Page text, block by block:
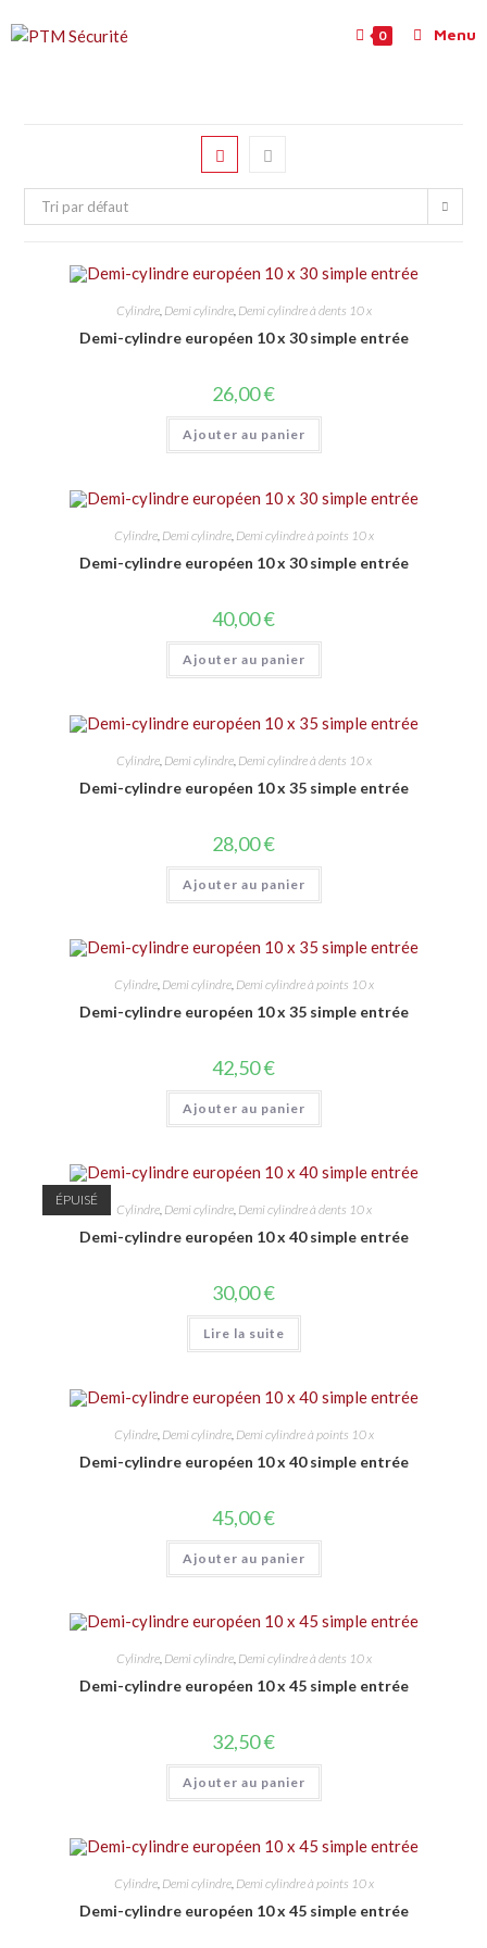
0 Menu
Tri par défaut
Cylindre, Demi cylindre, Demi cylindre à dents 10 x
Demi-cylindre européen 10 x 30 simple entrée
26,00€
Ajouter au panier
Cylindre, Demi cylindre, Demi cylindre à points 10 x
Demi-cylindre européen 10 x 30 simple entrée
40,00€
Ajouter au panier
Cylindre, Demi cylindre, Demi cylindre à dents 10 x
Demi-cylindre européen 10 x 35 simple entrée
28,00€
Ajouter au panier
Cylindre, Demi cylindre, Demi cylindre à points 10 x
Demi-cylindre européen 10 x 35 simple entrée
42,50€
Ajouter au panier
ÉPUISÉ
Cylindre, Demi cylindre, Demi cylindre à dents 10 x
Demi-cylindre européen 10 x 40 simple entrée
30,00€
Lire la suite
Cylindre, Demi cylindre, Demi cylindre à points 10 x
Demi-cylindre européen 10 x 40 simple entrée
45,00€
Ajouter au panier
Cylindre, Demi cylindre, Demi cylindre à dents 10 x
Demi-cylindre européen 10 x 45 simple entrée
32,50€
Ajouter au panier
Cylindre, Demi cylindre, Demi cylindre à points 10 x
Demi-cylindre européen 10 x 45 simple entrée